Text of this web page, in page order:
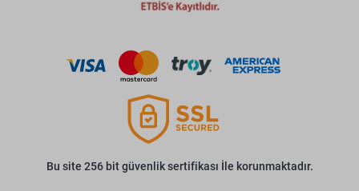
Bu site 256 bit güvenlik sertifikası İle korunmaktadır.